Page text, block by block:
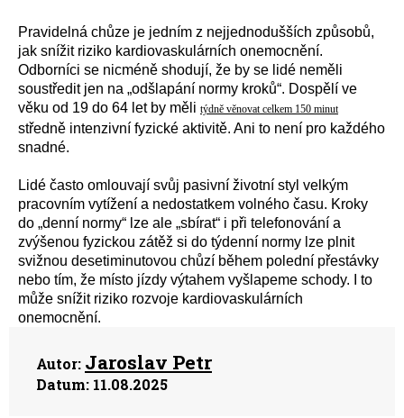
Pravidelná chůze je jedním z nejjednodušších způsobů,
jak snížit riziko kardiovaskulárních onemocnění.
Odborníci se nicméně shodují, že by se lidé neměli
soustředit jen na „odšlapání normy kroků“. Dospělí ve
věku od 19 do 64 let by měli týdně věnovat celkem 150 minut
středně intenzivní fyzické aktivitě. Ani to není pro každého
snadné.
Lidé často omlouvají svůj pasivní životní styl velkým
pracovním vytížení a nedostatkem volného času. Kroky
do „denní normy“ lze ale „sbírat“ i při telefonování a
zvýšenou fyzickou zátěž si do týdenní normy lze plnit
svižnou desetiminutovou chůzí během polední přestávky
nebo tím, že místo jízdy výtahem vyšlapeme schody. I to
může snížit riziko rozvoje kardiovaskulárních
onemocnění.
Autor: Jaroslav Petr
Datum: 11.08.2025